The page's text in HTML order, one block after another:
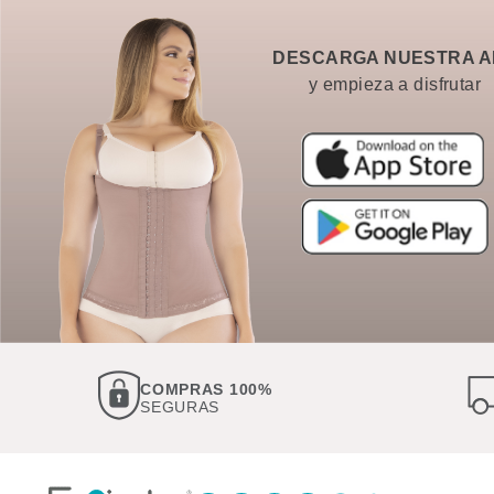
DESCARGA NUESTRA
y empieza a disfrutar
COMPRAS 100%
SEGURAS